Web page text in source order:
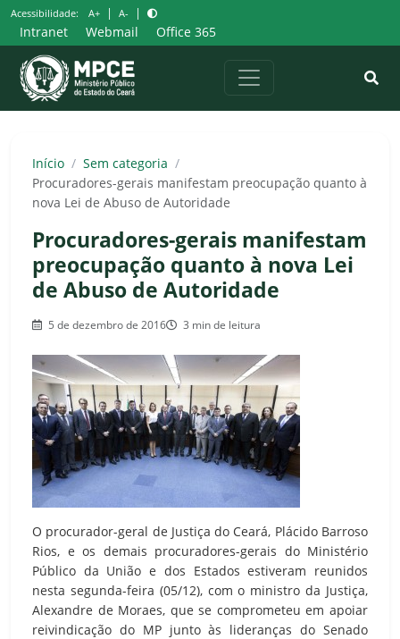
Pular
para
o
conteúdo
Acessibilidade: A+ | A- |
Intranet Webmail Office 365
Início / Sem categoria /
Procuradores-gerais manifestam preocupação quanto à
nova Lei de Abuso de Autoridade
Procuradores-gerais manifestam
preocupação quanto à nova Lei
de Abuso de Autoridade
5 de dezembro de 2016 3 min de leitura
O procurador-geral de Justiça do Ceará, Plácido Barroso
Rios, e os demais procuradores-gerais do Ministério
Público da União e dos Estados estiveram reunidos
nesta segunda-feira (05/12), com o ministro da Justiça,
Alexandre de Moraes, que se comprometeu em apoiar
reivindicação do MP junto às lideranças do Senado